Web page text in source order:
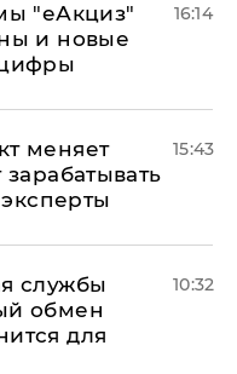
"еАкциз"
и новые
16:14
меняет
15:43
службы
обмен
для
10:32